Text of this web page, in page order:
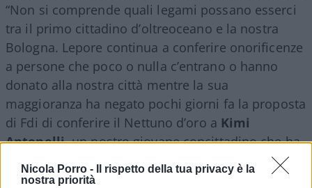
Nicola Porro -
Il rispetto della tua privacy è la
nostra priorità
“Non si comprende quali legami possano esserci
tra il primo cittadino d’oltreoceano e la nostra
Bologna. Lepore continua a conferire onorificenze
a persone che poco o nulla c’entrano o hanno
donato alla nostra città mentre la sua
maggioranza ha negato pochi giorni fa la proposta
di Fdi di conferire il Nettuno d’oro a Kimi
Antonelli, un nostro giovane concittadino che ha
sta portando l’Italia e Bologna in alto nel mondo
dello sport”.